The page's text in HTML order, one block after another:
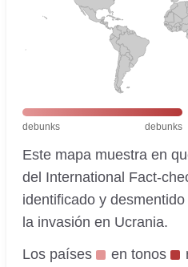
debunks debunks
Este mapa muestra en
del International Fact-
identificado y
la invasión en Ucrania.
Los países
en tonos